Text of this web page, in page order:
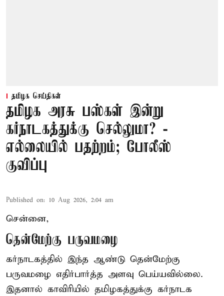
தமிழக செய்திகள்
தமிழக அரசு பஸ்கள் இன்று
கர்நாடகத்துக்கு செல்லுமா? -
எல்லையில் பதற்றம்; போலீஸ்
குவிப்பு
Published on: 10 Aug 2026, 2:04 am
சென்னை,
தென்மேற்கு பருவமழை
கர்நாடகத்தில் இந்த ஆண்டு தென்மேற்கு
பருவமழை எதிர்பார்த்த அளவு பெய்யவில்லை.
இதனால் காவிரியில் தமிழகத்துக்கு கர்நாடக